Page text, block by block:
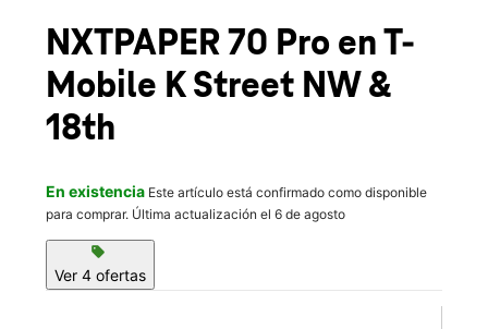
location_on
1801 K St NW Frnt 1 Washington, DC 20006
NXTPAPER 70 Pro en T-
Mobile K Street NW &
18th
En existencia Este artículo está confirmado como disponible
para comprar. Última actualización el 6 de agosto
sell
Ver 4 ofertas